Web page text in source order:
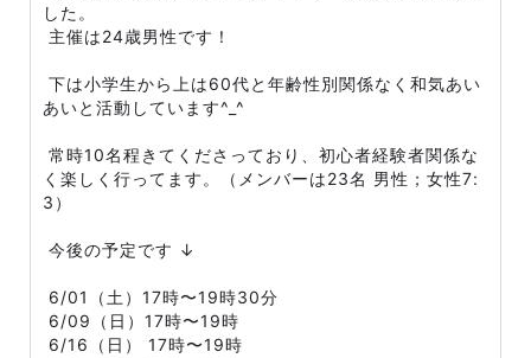
した。
主催は24歳男性です！
下は小学生から上は60代と年齢性別関係なく和気あい
あいと活動しています^_^
常時10名程きてくださっており、初心者経験者関係な
く楽しく行ってます。（メンバーは23名 男性；女性7:
3）
今後の予定です ↓
6/01（土）17時〜19時30分
6/09（日）17時〜19時
6/16（日） 17時〜19時